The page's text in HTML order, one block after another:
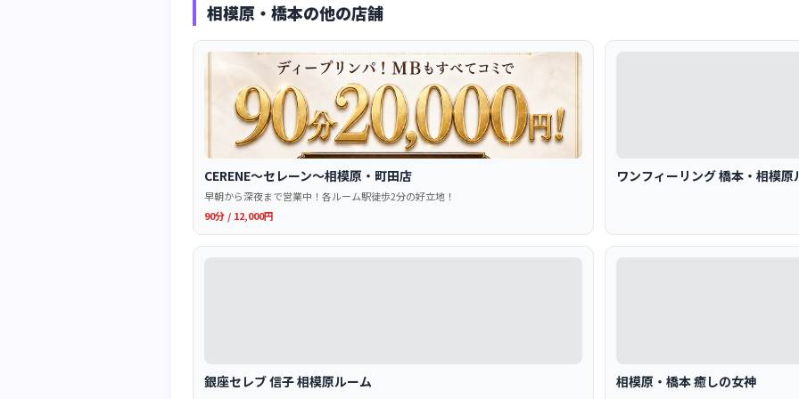
相模原・橋本の他の店舗
CERENE～セレーン～相模原・町田店
早朝から深夜まで営業中！各ルーム駅徒歩2分の好立地！
90分 / 12,000円
ワンフィーリング 橋本・相模原
銀座セレブ 信子 相模原ルーム 相模原・橋本 癒しの女神